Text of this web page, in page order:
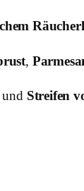
,
und Streifen